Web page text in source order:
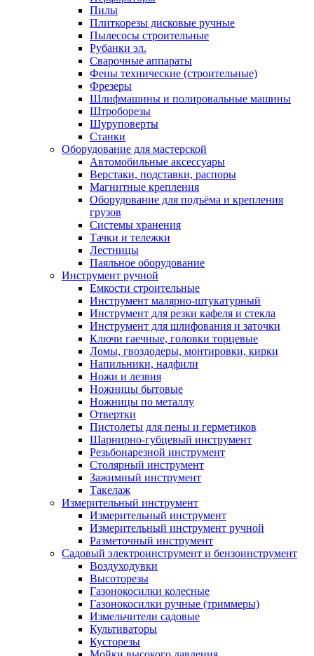
Пилы
Плиткорезы дисковые ручные
Пылесосы строительные
Рубанки эл.
Сварочные аппараты
Фены технические (строительные)
Фрезеры
Шлифмашины и полировальные машины
Штроборезы
Шуруповерты
Станки
Оборудование для мастерской
Автомобильные аксессуары
Верстаки, подставки, распоры
Магнитные крепления
Оборудование для подъёма и крепления
грузов
Системы хранения
Тачки и тележки
Лестницы
Паяльное оборудование
Инструмент ручной
Емкости строительные
Инструмент малярно-штукатурный
Инструмент для резки кафеля и стекла
Инструмент для шлифования и заточки
Ключи гаечные, головки торцевые
Ломы, гвоздодеры, монтировки, кирки
Напильники, надфили
Ножи и лезвия
Ножницы бытовые
Ножницы по металлу
Отвертки
Пистолеты для пены и герметиков
Шарнирно-губцевый инструмент
Резьбонарезной инструмент
Столярный инструмент
Зажимный инструмент
Такелаж
Измерительный инструмент
Измерительный инструмент
Измерительный инструмент ручной
Разметочный инструмент
Садовый электроинструмент и бензоинструмент
Воздуходувки
Высоторезы
Газонокосилки колесные
Газонокосилки ручные (триммеры)
Измельчители садовые
Культиваторы
Кусторезы